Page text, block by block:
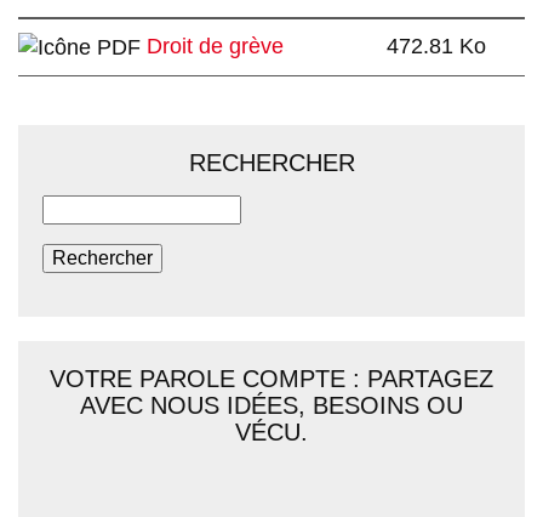
Droit de grève 472.81 Ko
RECHERCHER
VOTRE PAROLE COMPTE : PARTAGEZ
AVEC NOUS IDÉES, BESOINS OU
VÉCU.